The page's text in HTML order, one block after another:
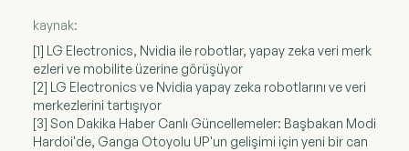
kaynak:
[1] LG Electronics, Nvidia ile robotlar, yapay zeka veri merk
ezleri ve mobilite üzerine görüşüyor
[2] LG Electronics ve Nvidia yapay zeka robotlarını ve veri
merkezlerini tartışıyor
[3] Son Dakika Haber Canlı Güncellemeler: Başbakan Modi
Hardoi'de, Ganga Otoyolu UP'un gelişimi için yeni bir can